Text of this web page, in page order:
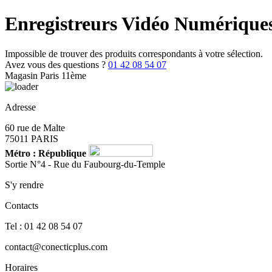
Enregistreurs Vidéo
Impossible de trouver des produits correspondants à votre sélection.
Avez vous des questions ? 01 42 08 54 07
Magasin Paris 11ème
Adresse
60 rue de Malte
75011 PARIS
Métro : République
Sortie N°4 - Rue du Faubourg-du-Temple
S'y rendre
Contacts
Tel : 01 42 08 54 07
contact@conecticplus.com
Horaires